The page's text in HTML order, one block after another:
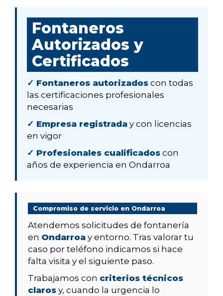
Fontaneros
Autorizados y
Certificados
✓ Fontaneros autorizados con todas
las certificaciones profesionales
necesarias
✓ Empresa registrada y con licencias
en vigor
✓ Profesionales cualificados con
años de experiencia en Ondarroa
Compromiso de servicio en Ondarroa
Atendemos solicitudes de fontanería
en Ondarroa y entorno. Tras valorar tu
caso por teléfono indicamos si hace
falta visita y el siguiente paso.
Trabajamos con criterios técnicos
claros y, cuando la urgencia lo